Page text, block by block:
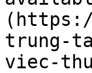
trung-
viec-